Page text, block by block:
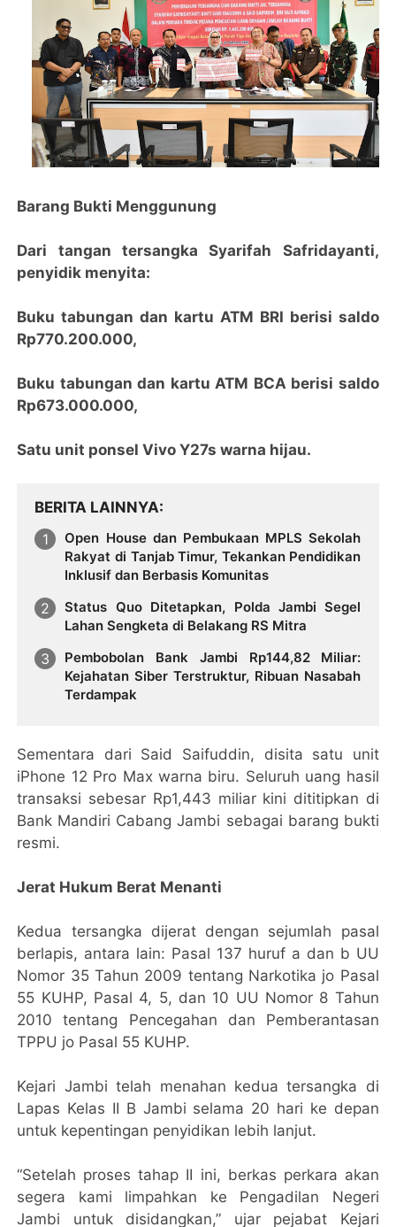
Barang Bukti Menggunung
Dari tangan tersangka Syarifah Safridayanti,
penyidik menyita:
Buku tabungan dan kartu ATM BRI berisi saldo
Rp770.200.000,
Buku tabungan dan kartu ATM BCA berisi saldo
Rp673.000.000,
Satu unit ponsel Vivo Y27s warna hijau.
BERITA LAINNYA
Open House dan Pembukaan MPLS Sekolah
Rakyat di Tanjab Timur, Tekankan Pendidikan
Inklusif dan Berbasis Komunitas
Status Quo Ditetapkan, Polda Jambi Segel
Lahan Sengketa di Belakang RS Mitra
Pembobolan Bank Jambi Rp144,82 Miliar:
Kejahatan Siber Terstruktur, Ribuan Nasabah
Terdampak
Sementara dari Said Saifuddin, disita satu unit
iPhone 12 Pro Max warna biru. Seluruh uang hasil
transaksi sebesar Rp1,443 miliar kini dititipkan di
Bank Mandiri Cabang Jambi sebagai barang bukti
resmi.
Jerat Hukum Berat Menanti
Kedua tersangka dijerat dengan sejumlah pasal
berlapis, antara lain: Pasal 137 huruf a dan b UU
Nomor 35 Tahun 2009 tentang Narkotika jo Pasal
55 KUHP, Pasal 4, 5, dan 10 UU Nomor 8 Tahun
2010 tentang Pencegahan dan Pemberantasan
TPPU jo Pasal 55 KUHP.
Kejari Jambi telah menahan kedua tersangka di
Lapas Kelas II B Jambi selama 20 hari ke depan
untuk kepentingan penyidikan lebih lanjut.
“Setelah proses tahap II ini, berkas perkara akan
segera kami limpahkan ke Pengadilan Negeri
Jambi untuk disidangkan,” ujar pejabat Kejari